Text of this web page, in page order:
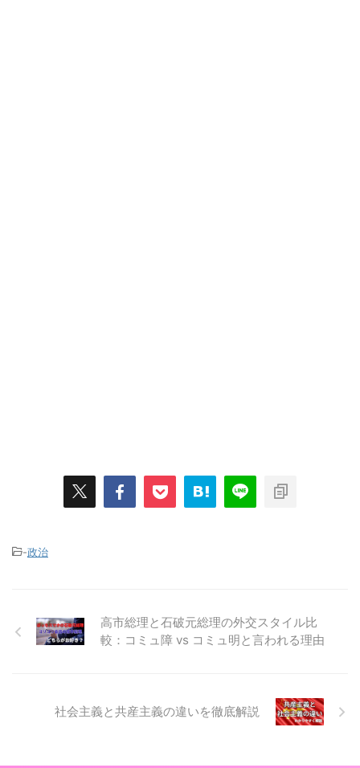
-政治
高市総理と石破元総理の外交スタイル比
較：コミュ障 vs コミュ明と言われる理由
社会主義と共産主義の違いを徹底解説